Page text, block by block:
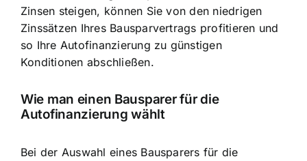
Zinsen steigen, können Sie von den niedrigen
Zinssätzen Ihres Bausparvertrags profitieren und
so Ihre Autofinanzierung zu günstigen
Konditionen abschließen.
Wie man einen Bausparer für die
Autofinanzierung wählt
Bei der Auswahl eines Bausparers für die